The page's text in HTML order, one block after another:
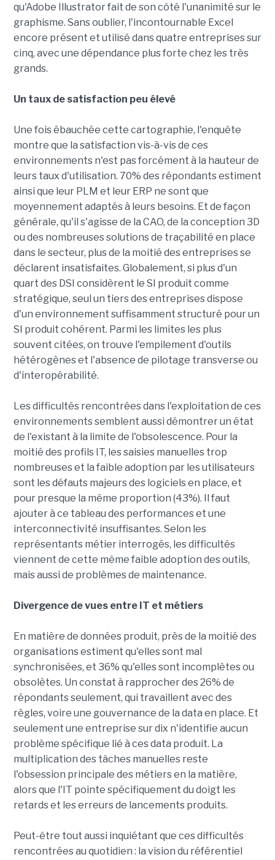
qu'Adobe Illustrator fait de son côté l'unanimité sur le
graphisme. Sans oublier, l'incontournable Excel
encore présent et utilisé dans quatre entreprises sur
cinq, avec une dépendance plus forte chez les très
grands.
Un taux de satisfaction peu élevé
Une fois ébauchée cette cartographie, l'enquête
montre que la satisfaction vis-à-vis de ces
environnements n'est pas forcément à la hauteur de
leurs taux d'utilisation. 70% des répondants estiment
ainsi que leur PLM et leur ERP ne sont que
moyennement adaptés à leurs besoins. Et de façon
générale, qu'il s'agisse de la CAO, de la conception 3D
ou des nombreuses solutions de traçabilité en place
dans le secteur, plus de la moitié des entreprises se
déclarent insatisfaites. Globalement, si plus d'un
quart des DSI considèrent le SI produit comme
stratégique, seul un tiers des entreprises dispose
d'un environnement suffisamment structuré pour un
SI produit cohérent. Parmi les limites les plus
souvent citées, on trouve l'empilement d'outils
hétérogènes et l'absence de pilotage transverse ou
d'interopérabilité.
Les difficultés rencontrées dans l'exploitation de ces
environnements semblent aussi démontrer un état
de l'existant à la limite de l'obsolescence. Pour la
moitié des profils IT, les saisies manuelles trop
nombreuses et la faible adoption par les utilisateurs
sont les défauts majeurs des logiciels en place, et
pour presque la même proportion (43%). Il faut
ajouter à ce tableau des performances et une
interconnectivité insuffisantes. Selon les
représentants métier interrogés, les difficultés
viennent de cette même faible adoption des outils,
mais aussi de problèmes de maintenance.
Divergence de vues entre IT et métiers
En matière de données produit, près de la moitié des
organisations estiment qu'elles sont mal
synchronisées, et 36% qu'elles sont incomplètes ou
obsolètes. Un constat à rapprocher des 26% de
répondants seulement, qui travaillent avec des
règles, voire une gouvernance de la data en place. Et
seulement une entreprise sur dix n'identifie aucun
problème spécifique lié à ces data produit. La
multiplication des tâches manuelles reste
l'obsession principale des métiers en la matière,
alors que l'IT pointe spécifiquement du doigt les
retards et les erreurs de lancements produits.
Peut-être tout aussi inquiétant que ces difficultés
rencontrées au quotidien : la vision du référentiel